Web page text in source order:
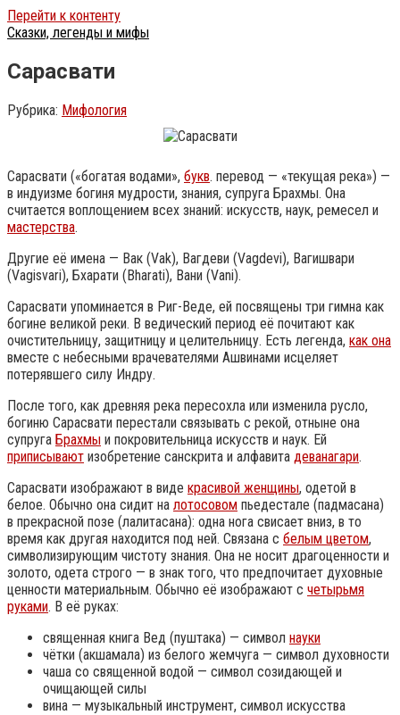
Перейти к контенту
Сказки, легенды и мифы
Сарасвати
Рубрика: Мифология
Сарасвати («богатая водами», букв. перевод — «текущая река») —
в индуизме богиня мудрости, знания, супруга Брахмы. Она
считается воплощением всех знаний: искусств, наук, ремесел и
мастерства.
Другие её имена — Вак (Vak), Вагдеви (Vagdevi), Вагишвари
(Vagisvari), Бхарати (Bharati), Вани (Vani).
Сарасвати упоминается в Риг-Веде, ей посвящены три гимна как
богине великой реки. В ведический период её почитают как
очистительницу, защитницу и целительницу. Есть легенда, как она
вместе с небесными врачевателями Ашвинами исцеляет
потерявшего силу Индру.
После того, как древняя река пересохла или изменила русло,
богиню Сарасвати перестали связывать с рекой, отныне она
супруга Брахмы и покровительница искусств и наук. Ей
приписывают изобретение санскрита и алфавита деванагари.
Сарасвати изображают в виде красивой женщины, одетой в
белое. Обычно она сидит на лотосовом пьедестале (падмасана)
в прекрасной позе (лалитасана): одна нога свисает вниз, в то
время как другая находится под ней. Связана с белым цветом,
символизирующим чистоту знания. Она не носит драгоценности и
золото, одета строго — в знак того, что предпочитает духовные
ценности материальным. Обычно её изображают с четырьмя
руками. В её руках:
священная книга Вед (пуштака) — символ науки
чётки (акшамала) из белого жемчуга — символ духовности
чаша со священной водой — символ созидающей и
очищающей силы
вина — музыкальный инструмент, символ искусства